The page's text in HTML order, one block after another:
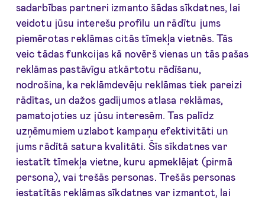
sadarbības partneri izmanto šādas sīkdatnes, lai
veidotu jūsu interešu profilu un rādītu jums
piemērotas reklāmas citās tīmekļa vietnēs. Tās
veic tādas funkcijas kā novērš vienas un tās pašas
reklāmas pastāvīgu atkārtotu rādīšanu,
nodrošina, ka reklāmdevēju reklāmas tiek pareizi
rādītas, un dažos gadījumos atlasa reklāmas,
pamatojoties uz jūsu interesēm. Tas palīdz
uzņēmumiem uzlabot kampaņu efektivitāti un
jums rādītā satura kvalitāti. Šīs sīkdatnes var
iestatīt tīmekļa vietne, kuru apmeklējat (pirmā
persona), vai trešās personas. Trešās personas
iestatītās reklāmas sīkdatnes var izmantot, lai